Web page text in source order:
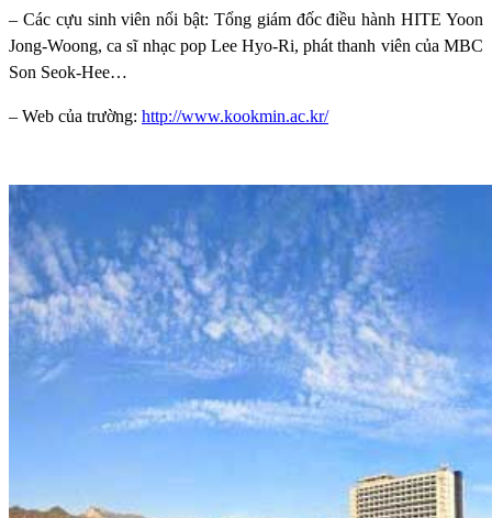
– Các cựu sinh viên nổi bật: Tổng giám đốc điều hành HITE Yoon
Jong-Woong, ca sĩ nhạc pop Lee Hyo-Ri, phát thanh viên của MBC
Son Seok-Hee…
– Web của trường: http://www.kookmin.ac.kr/